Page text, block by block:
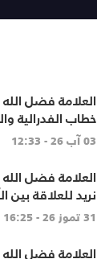
العلامة فضل
خطاب
مصلحة أحد
03 آب 26 - 12:33
العلامة فضل
نريد للعلاقة بين
الاحترام
الجامع
31 تموز 26 - 16:25
العلامة فضل